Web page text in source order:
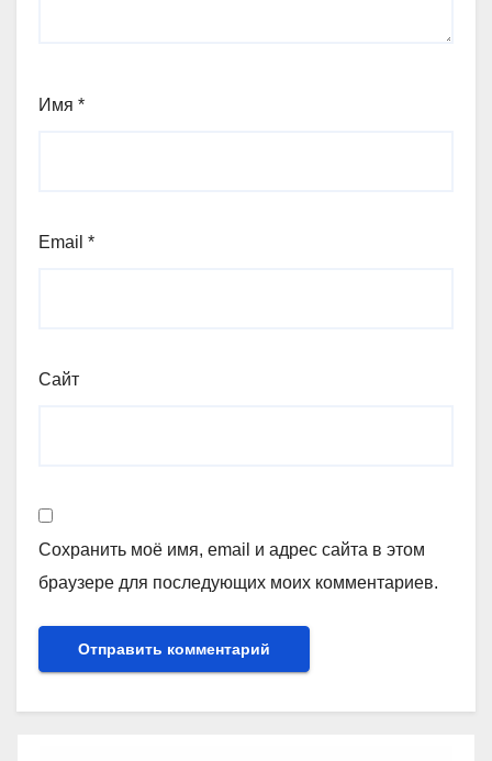
Имя *
Email *
Сайт
Сохранить моё имя, email и адрес сайта в этом
браузере для последующих моих комментариев.